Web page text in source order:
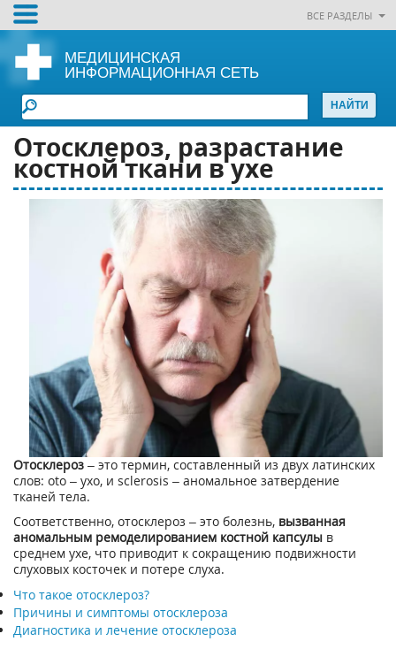
ВСЕ РАЗДЕЛЫ
МЕДИЦИНСКАЯ
ИНФОРМАЦИОННАЯ СЕТЬ
Отосклероз, разрастание
костной ткани в ухе
Отосклероз – это термин, составленный из двух латинских
слов: oto – ухо, и sclerosis – аномальное затвердение
тканей тела.
Соответственно, отосклероз – это болезнь, вызванная
аномальным ремоделированием костной капсулы в
среднем ухе, что приводит к сокращению подвижности
слуховых косточек и потере слуха.
Что такое отосклероз?
Причины и симптомы отосклероза
Диагностика и лечение отосклероза